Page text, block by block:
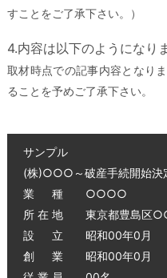
すことをご了承下さい。）
4.内容は以下のようになり
取材時点での記事内容となり
ることを予めご了承下さい。
サンプル
(株)○○○～破産手続開始決
業 種 ○○○○
所 在 地 東京都豊島
設 立 昭和00年0月
創 業 昭和00年0月